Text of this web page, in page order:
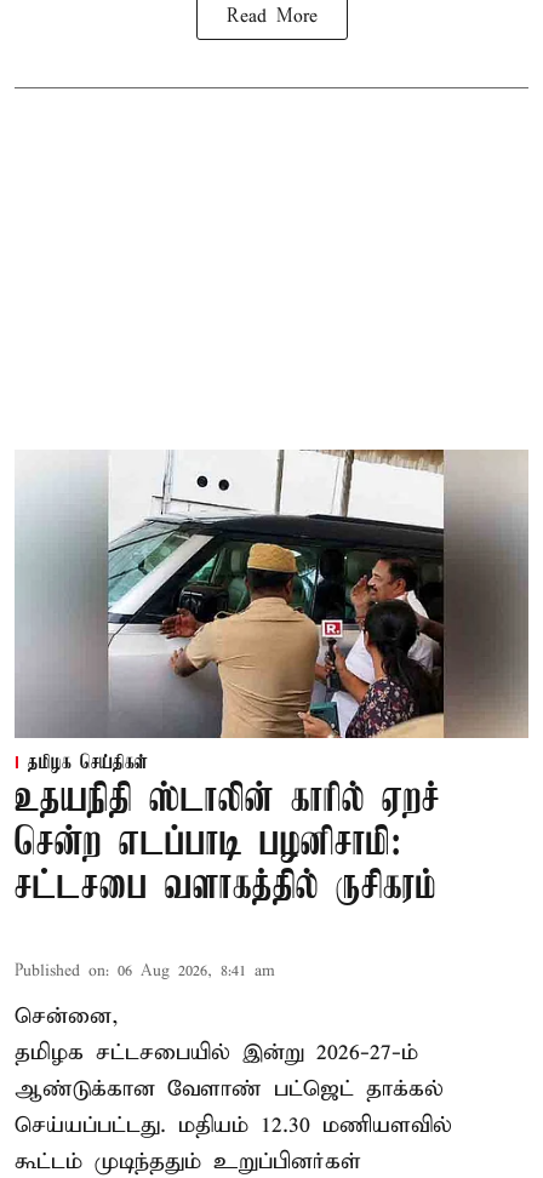
Read More
தமிழக செய்திகள்
உதயநிதி ஸ்டாலின் காரில் ஏறச்
சென்ற எடப்பாடி பழனிசாமி:
சட்டசபை வளாகத்தில் ருசிகரம்
Published on: 06 Aug 2026, 8:41 am
சென்னை,
தமிழக சட்டசபையில் இன்று 2026-27-ம்
ஆண்டுக்கான வேளாண் பட்ஜெட் தாக்கல்
செய்யப்பட்டது. மதியம் 12.30 மணியளவில்
கூட்டம் முடிந்ததும் உறுப்பினர்கள்